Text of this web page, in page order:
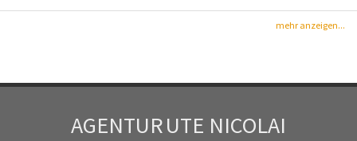
mehr anzeigen...
AGENTURUTE NICOLAI